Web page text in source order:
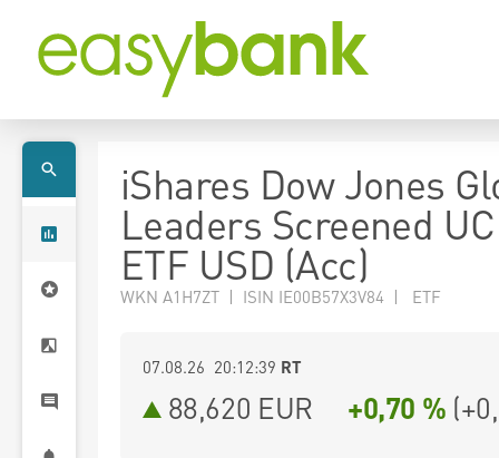
iShares Dow Jones
Leaders Screened
ETF USD (Acc)
WKN A1H7ZT | ISIN IE00B57X3V84 | ETF
07.08.26 20:12:39 RT
88,620 EUR +0,70 % (